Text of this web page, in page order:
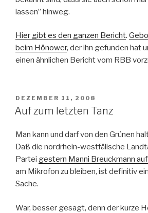
lassen” hinweg.
Hier gibt es den ganzen Bericht.
beim Hönower, der ihn gefunden hat
einen ähnlichen Bericht vom RBB
VERÖFFENTLICHT
AM
DEZEMBER 11, 2008
Auf zum letzten Tanz
Man kann und darf von den Grünen
Daß die nordrhein-westfälische
Partei gestern Manni Breuckmann
am Mikrofon zu bleiben, ist definitiv
Sache.
War, besser gesagt, denn der kurze